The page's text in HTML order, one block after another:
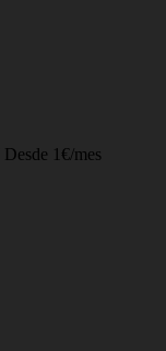
Desde 1€/mes